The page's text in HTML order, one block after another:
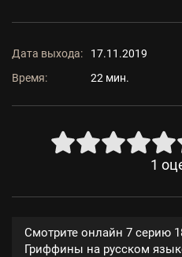
Дата выхода:
17.11.2019
Время:
22 мин.
1
Смотрите онлайн 7 серию
Гриффины на русском